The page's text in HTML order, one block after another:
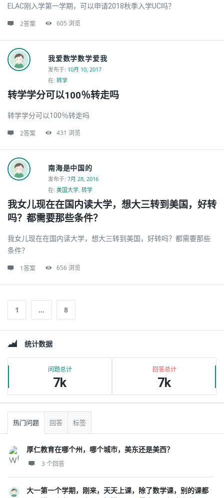
ELAC刚入学第一学期，可以申请2018秋季入学UC吗？
2答案 605 浏览
我爱数学数学爱我
发布于: 10月 10, 2017
在: 转学
转学学分可以100％转走吗
转学学分可以100％转走吗
2答案 431 浏览
南海是中国的
发布于: 7月 28, 2016
在: 美国大学, 转学
我女儿现在在国内读大学，想大三转到美国，好转
吗？都需要那些条件？
我女儿现在在国内读大学，想大三转到美国，好转吗？都需要那些
条件？
1答案 656浏览
1 … 8
栏
统计数据
问题总计
7k
回答总计
7k
热门问题 回答 标签
厚仁教育在哪个州，哪个城市，美东还是美西？
3 个回答
大一第一个学期，刚来，天天上课，除了数学课，别的课都